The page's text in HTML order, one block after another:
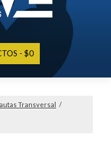
$0
Transversal /